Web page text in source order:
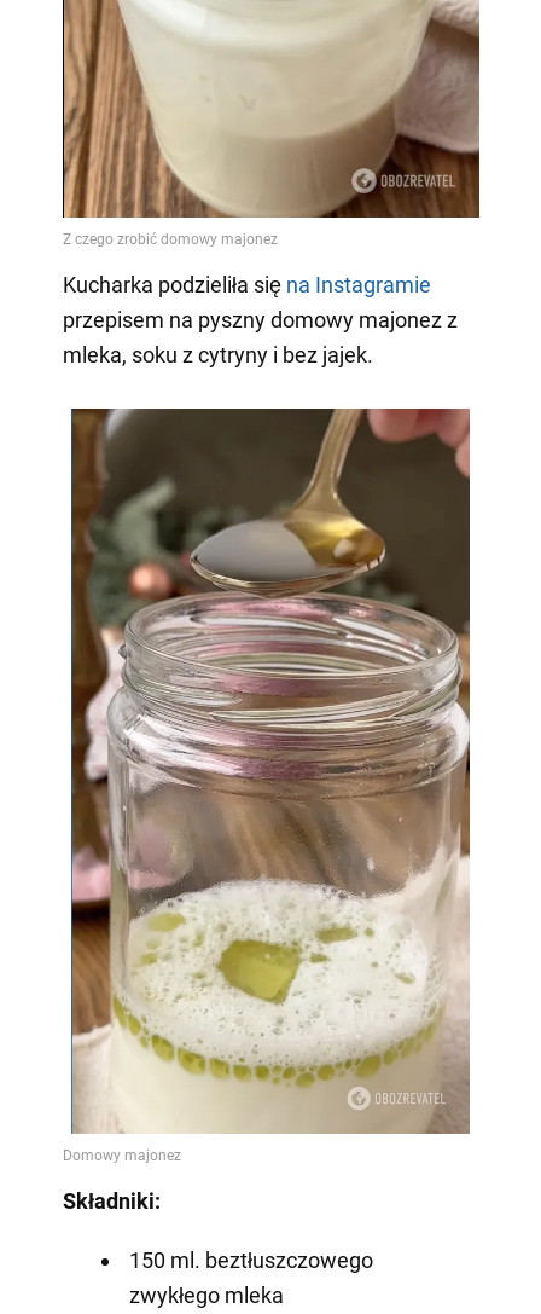
Kucharka podzieliła się na Instagramie
przepisem na pyszny domowy majonez z
mleka, soku z cytryny i bez jajek.
Składniki:
150 ml. beztłuszczowego
zwykłego mleka